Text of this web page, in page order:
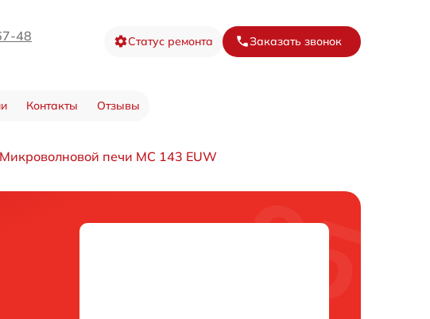
48 Статус ремонта Заказать звонок
Контакты Отзывы
печи MC 143 EUW